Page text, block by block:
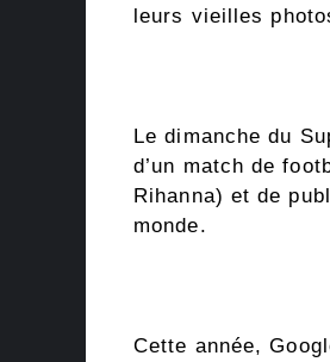
leurs vieilles
Le dimanche du
d’un match de
Rihanna) et de
monde.
Cette année,